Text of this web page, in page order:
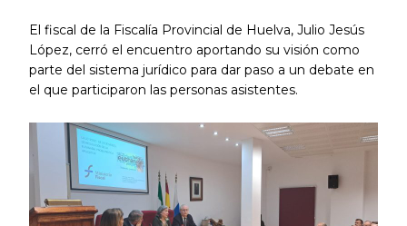
El fiscal de la Fiscalía Provincial de Huelva, Julio Jesús
López, cerró el encuentro aportando su visión como
parte del sistema jurídico para dar paso a un debate en
el que participaron las personas asistentes.